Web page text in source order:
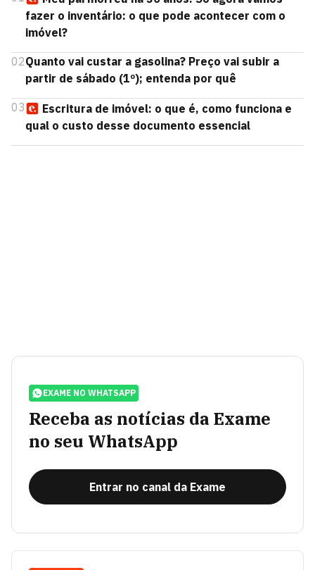
fazer o inventário: o que pode acontecer com o
imóvel?
02Quanto vai custar a gasolina? Preço vai subir a
partir de sábado (1º); entenda por quê
03
Escritura de imóvel: o que é, como funciona e
qual o custo desse documento essencial
EXAME NO WHATSAPP
Receba as notícias da Exame
no seu WhatsApp
Entrar no canal da Exame